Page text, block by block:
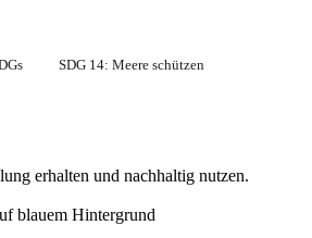
SDG 14: Meere schützen
erhalten und nachhaltig nutzen.